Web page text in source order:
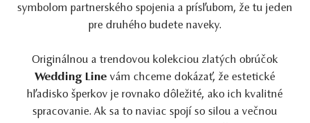
symbolom partnerského spojenia a prísľubom, že tu jeden
pre druhého budete naveky.
Originálnou a trendovou kolekciou zlatých obrúčok
Wedding Line vám chceme dokázať, že estetické
hľadisko šperkov je rovnako dôležité, ako ich kvalitné
spracovanie. Ak sa to naviac spojí so silou a večnou